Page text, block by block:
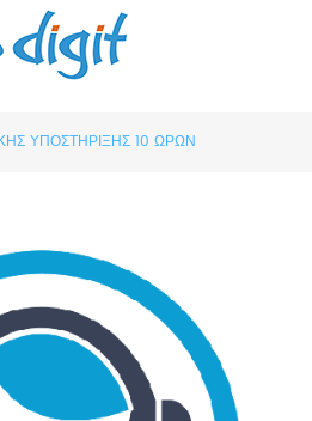
ΥΠΟΣΤΗΡΙΞΗΣ 10 ΩΡΩΝ